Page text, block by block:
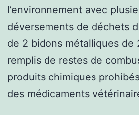
l’environnement avec
déversements de déchets
de 2 bidons métalliques de
remplis de restes de
produits chimiques
des médicaments